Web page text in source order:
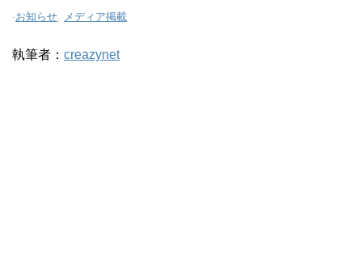
-お知らせ, メディア掲載
執筆者： creazynet